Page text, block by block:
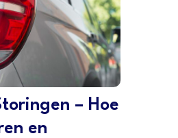
– Hoe
en